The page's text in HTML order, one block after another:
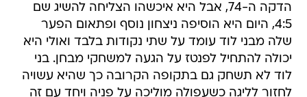
הדקה ה-74, אבל היא איכשהו הצליחה להשיג שם
4:5, היום היא הוסיפה ניצחון נוסף ופתאום הפער
שלה מבני לוד עומד על שתי נקודות בלבד ואולי היא
יכולה להתחיל לפנטז על הגעה למשחקי מבחן. בני
לוד לא תשחק גם בתקופה הקרובה כך שהיא עשויה
לחזור לליגה כשעפולה מוליכה על פניה ויחד עם זה